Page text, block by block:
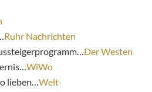
Ruhr Nachrichten
Der Westen
WiWo
lieben… Welt